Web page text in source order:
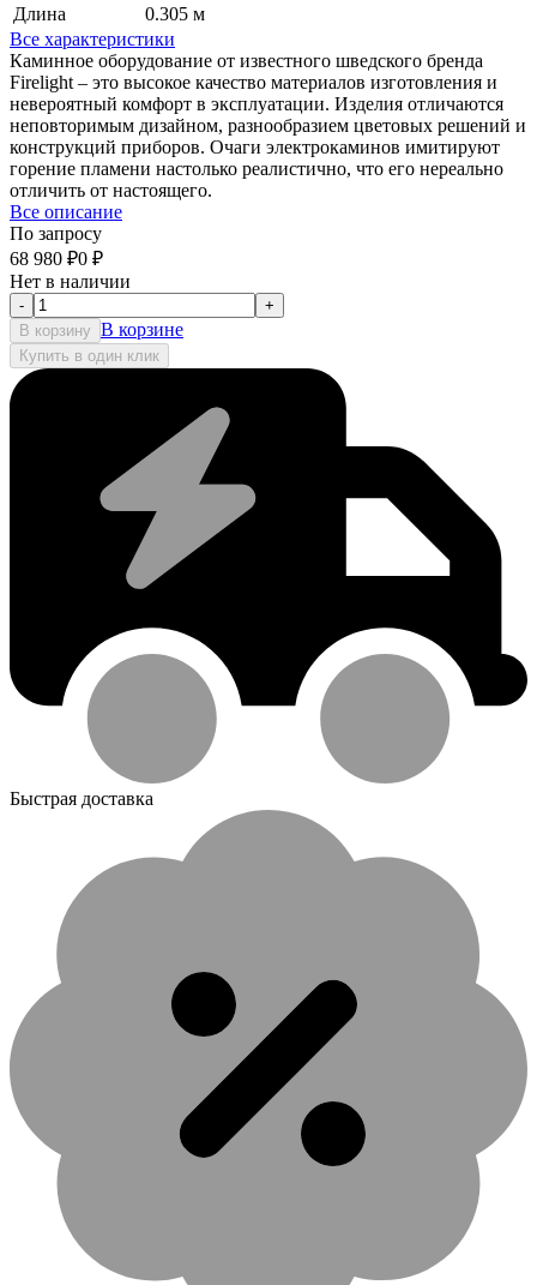
Длина
0.305 м
Все характеристики
Каминное оборудование от известного шведского бренда
Firelight – это высокое качество материалов изготовления и
невероятный комфорт в эксплуатации. Изделия отличаются
неповторимым дизайном, разнообразием цветовых решений и
конструкций приборов. Очаги электрокаминов имитируют
горение пламени настолько реалистично, что его нереально
отличить от настоящего.
Все описание
По запросу
68 980 ₽0 ₽
Нет в наличии
-
+
В корзину В корзине
Купить в один клик
Быстрая доставка